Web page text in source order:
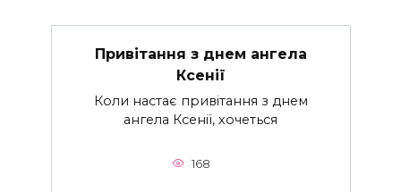
Привітання з днем ангела
Ксенії
Коли настає привітання з днем
ангела Ксенії, хочеться
168